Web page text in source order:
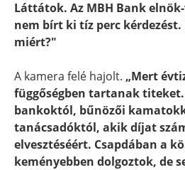
Láttátok. Az MBH Bank
nem bírt ki tíz perc
miért?"
A kamera felé hajolt. „Mert
függőségben tartanak titeket.
bankoktól, bűnözői
tanácsadóktól, akik díjat
elvesztéséért. Csapdában a
keményebben dolgoztok, de